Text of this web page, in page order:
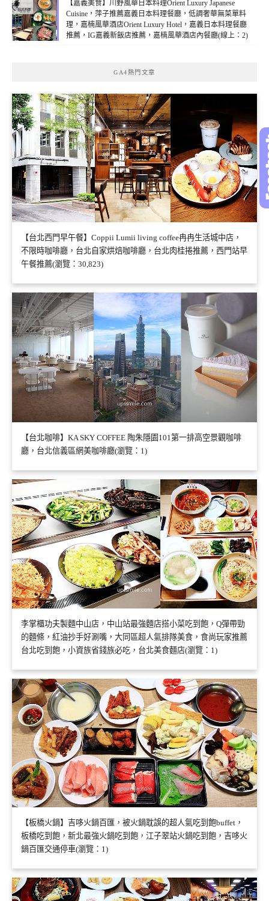
【嘉義美食】川野風華日本料理Orient Luxury Japanese
Cuisine，萍子推薦嘉義日本料理餐廳，低調奢華無菜單料
理，嘉楠風華酒店Orient Luxury Hotel，嘉義日本料理餐廳
推薦，IG嘉義新飯店推薦，嘉楠風華酒店內餐廳(線上：2)
GA4熱門文章
【台北西門早午餐】Coppii Lumii living coffee冉冉生活城中店，
不限時咖啡廳，台北自家烘焙咖啡廳，台北肉桂捲推薦，西門站早
午餐推薦(瀏覽：30,823)
【台北咖啡】KA SKY COFFEE 陶朱隱園101第一排高空景觀咖啡
廳，台北信義區網美咖啡廳(瀏覽：1)
李掌櫃功夫製麵中山店，中山站最強麵店搭小菜吃到飽，Q彈帶勁
的麵條，紅油抄手好涮嘴，大同區超人氣排隊美食，食尚玩家推薦
台北吃到飽，小資族省錢族必吃，台北美食麵店(瀏覽：1)
【板橋火鍋】吉哆火鍋百匯，被火鍋耽誤的超人氣吃到飽buffet，
板橋吃到飽，新北最強火鍋吃到飽，江子翠站火鍋吃到飽，吉哆火
鍋百匯交通停車(瀏覽：1)